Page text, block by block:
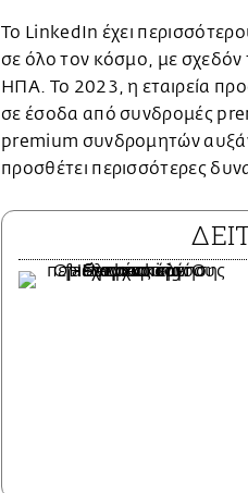
Το LinkedIn έχει
σε όλο τον κόσμο, με σχεδόν
ΗΠΑ. Το 2023, η εταιρεία
σε έσοδα από συνδρομές
premium συνδρομητών
προσθέτει περισσότερες